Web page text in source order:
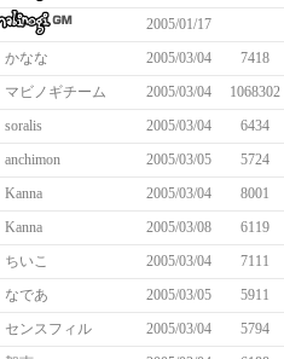
2005/01/17
かなな 2005/03/04
7418
マビノギチーム 2005/03/04
1068302
soralis 2005/03/04
6434
anchimon 2005/03/05
5724
Kanna 2005/03/04
8001
Kanna 2005/03/08
6119
ちいこ 2005/03/04
7111
なであ 2005/03/05
5911
センスフィル 2005/03/04
5794